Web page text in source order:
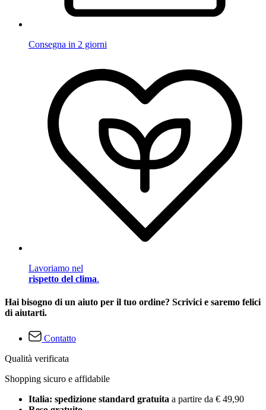
Consegna in 2 giorni
Lavoriamo nel
rispetto del clima.
Hai bisogno di un aiuto per il tuo ordine? Scrivici e saremo felici
di aiutarti.
Contatto
Qualità verificata
Shopping sicuro e affidabile
Italia: spedizione standard gratuita a partire da € 49,90